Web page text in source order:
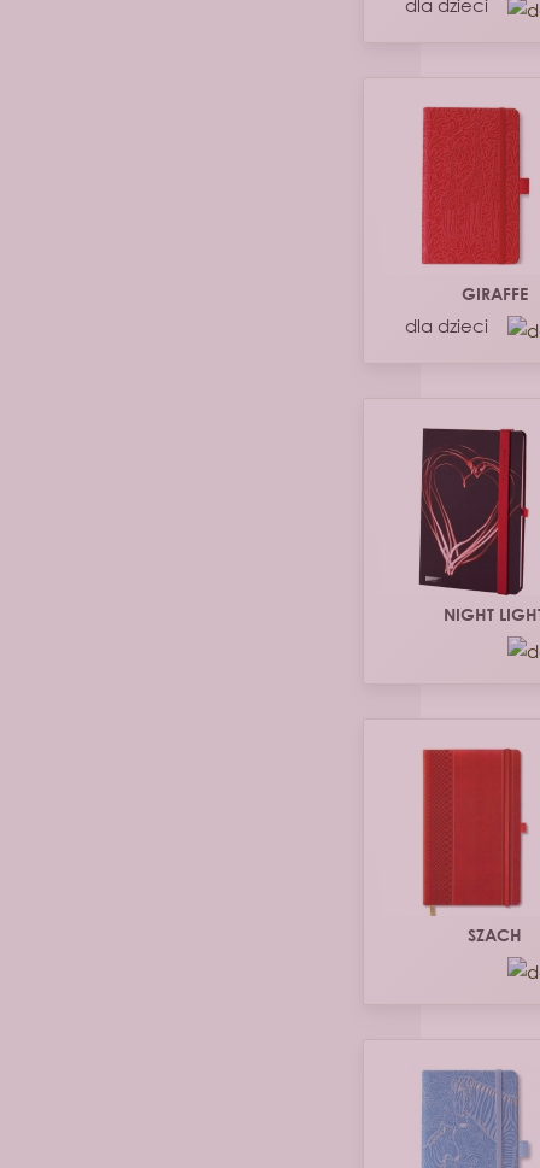
dla dzieci
GIRAFFE
dla dzieci
NIGHT
SZACH